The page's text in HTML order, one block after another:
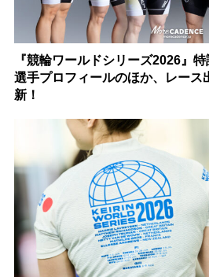
『競輪ワールドシリーズ2026』
選手プロフィールのほか、レース
新！